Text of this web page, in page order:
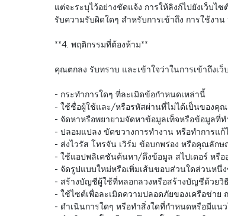
แต่จะระบุไว้อย่างชัดแจ้ง การให้ลิงก์ไปยังเว็บ
รับความรับผิดใดๆ สำหรับการเข้าถึง การใช้งา
**4. พฤติกรรมที่ต้องห้าม**
คุณตกลง รับทราบ และเข้าใจว่าในการเข้าถึงเ
- กระทำการใดๆ ที่ละเมิดข้อกำหนดเหล่านี้
- ใช้ชื่อผู้ใช้และ/หรือรหัสผ่านที่ไม่ได้เป็นของคุณ
- จัดหาหรือพยายามจัดหาข้อมูลเท็จหรือข้อมูลที่
- ปลอมแปลง ขัดขวางการทำงาน หรือทำการแ
- ส่งไวรัส โทรจัน เวิร์ม ข้อบกพร่อง หรือคุณลัก
- ใช้แอปพลิเคชันค้นหา/ดึงข้อมูล สไปเดอร์ หรื
- จัดรูปแบบใหม่หรือเพิ่มเส้นขอบส่วนใดส่วนหนึ่ง
- สร้างบัญชีผู้ใช้ที่หลอกลวงหรือสร้างบัญชีด้วยวิ
- ใช้ไซต์เพื่อละเมิดความปลอดภัยของเครือข่าย
- ดำเนินการใดๆ หรือทำสิ่งใดที่กำหนดหรือมีแน